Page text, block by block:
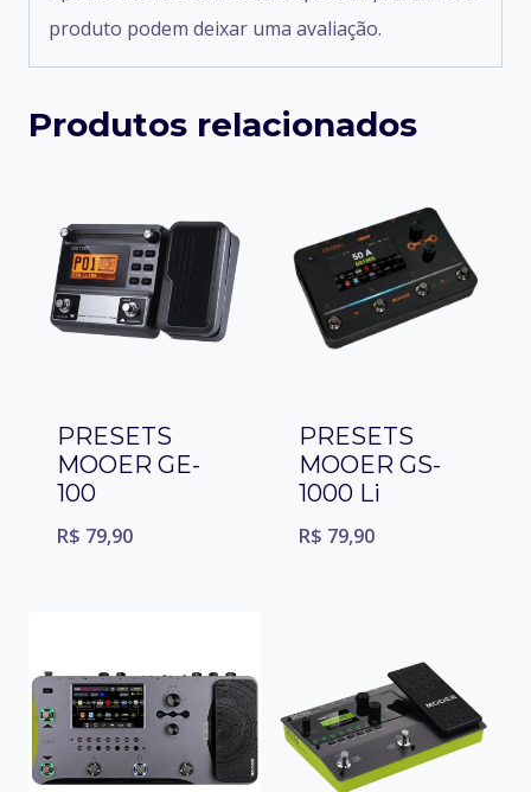
produto podem deixar uma avaliação.
Produtos relacionados
PRESETS
MOOER GE-
100
R$ 79,90
PRESETS
MOOER GS-
1000 Li
R$ 79,90